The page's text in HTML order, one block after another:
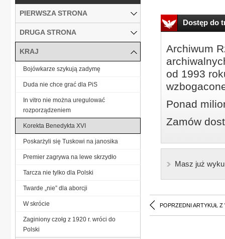
Dostęp do
Archiwum
od 1993
Ponad
Zamów
Masz już
POPRZEDNI ARTYKUŁ Z
PIERWSZA STRONA
DRUGA STRONA
KRAJ
Bojówkarze szykują zadymę
Duda nie chce grać dla PiS
In vitro nie można uregulować
rozporządzeniem
Korekta Benedykta XVI
Poskarżyli się Tuskowi na janosika
Premier zagrywa na lewe skrzydło
Tarcza nie tylko dla Polski
Twarde „nie” dla aborcji
W skrócie
Zaginiony czołg z 1920 r. wróci do
Polski